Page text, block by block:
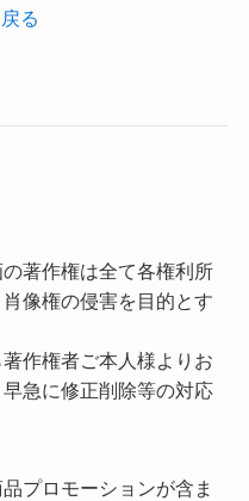
る
著作権は全て各権利所
像権の侵害を目的とす
作権者ご本人様よりお
急に修正削除等の対応
プロモーションが含ま